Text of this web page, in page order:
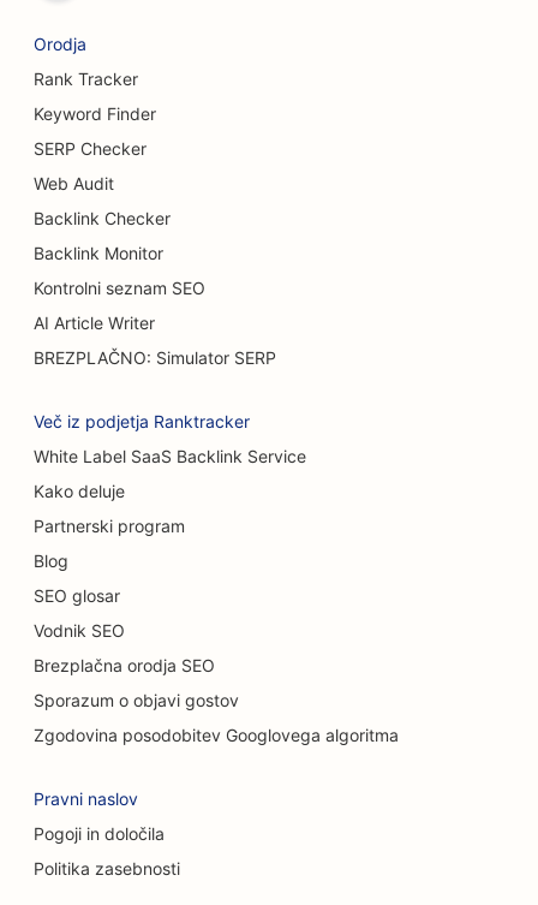
SEO za storitve povečanja prsi
SEO za tovornjake za burgerje
SEO za opeklinske kirurge
SEO za kavarne
SEO za restavracije s priložnostno prehrano
SEO za prodajalne preprog in talnih oblog
SEO za avtopralnice
SEO za samopostrežne restavracije
SEO za kiropraktike
SEO za mačje kavarne
SEO za storitve kemičnega pilinga
SEO za trgovine z oblačili
SEO za kraniofacialne kirurge
SEO za kavarne
Orodja
Rank Tracker
Keyword Finder
SERP Checker
Web Audit
Backlink Checker
Backlink Monitor
Kontrolni seznam SEO
AI Article Writer
BREZPLAČNO: Simulator SERP
Več iz podjetja Ranktracker
White Label SaaS Backlink Service
Kako deluje
Partnerski program
Blog
SEO glosar
Vodnik SEO
Brezplačna orodja SEO
Sporazum o objavi gostov
Zgodovina posodobitev Googlovega algoritma
Pravni naslov
Pogoji in določila
Politika zasebnosti